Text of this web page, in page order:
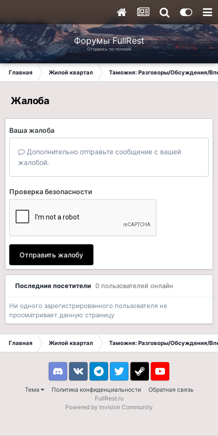
Форумы FullRest
Оторвись по полной!
Главная Жилой квартал Таможня: Разговоры/Обсуждения/
Жалоба
Ваша жалоба
Дополнительно отправьте сообщение с вашей
жалобой.
Проверка безопасности
Отправить жалобу
Последние посетители 0 пользователей онлайн
Ни одного зарегистрированного пользователя не
просматривает данную страницу
Главная Жилой квартал Таможня: Разговоры/Обсуждения/
Тема Политика конфиденциальности Обратная связь
DiscordVK TelegramTwitter Steam Youtube
FullRest.ru
Powered by Invision Community